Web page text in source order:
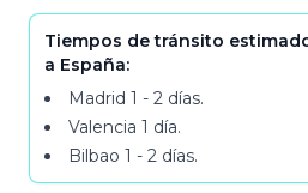
Tiempos de tránsito
a España:
Madrid 1 - 2 días.
Valencia 1 día.
Bilbao 1 - 2 días.